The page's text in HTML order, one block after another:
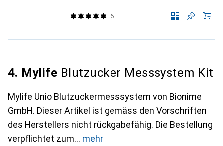
6
4. Mylife Blutzucker Messsystem Kit
Mylife Unio Blutzuckermesssystem von Bionime
GmbH. Dieser Artikel ist gemäss den Vorschriften
des Herstellers nicht rückgabefähig. Die Bestellung
verpflichtet zum
mehr